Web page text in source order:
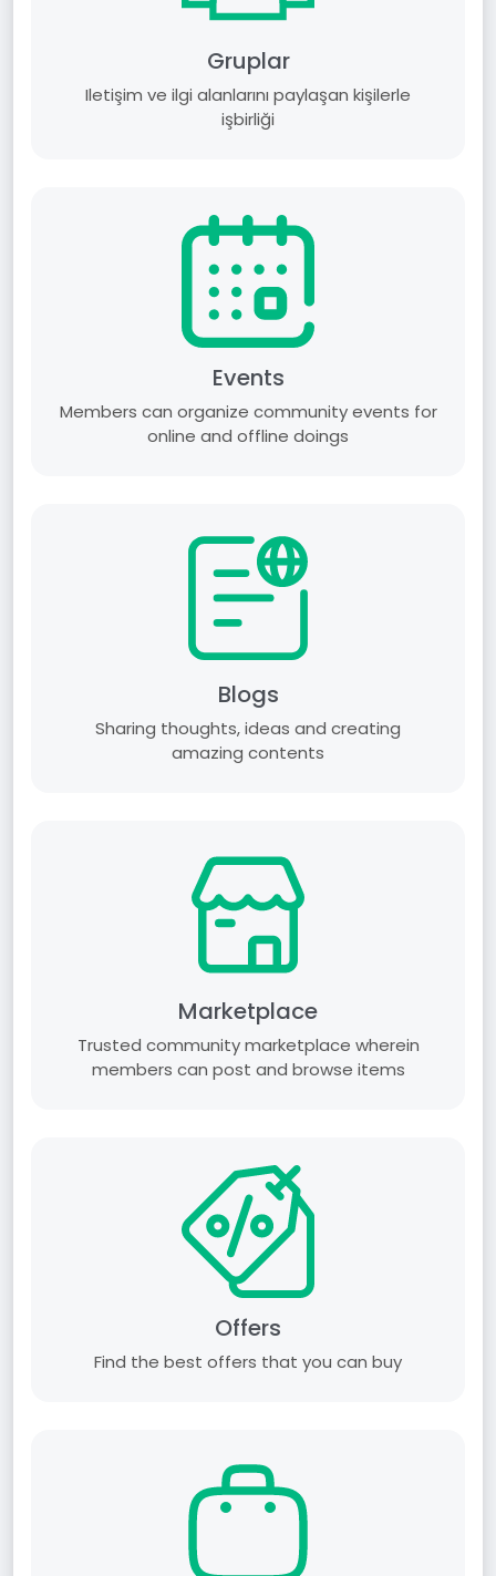
Gruplar
Iletişim ve ilgi alanlarını paylaşan kişilerle
işbirliği
Events
Members can organize community events for
online and offline doings
Blogs
Sharing thoughts, ideas and creating
amazing contents
Marketplace
Trusted community marketplace wherein
members can post and browse items
Offers
Find the best offers that you can buy